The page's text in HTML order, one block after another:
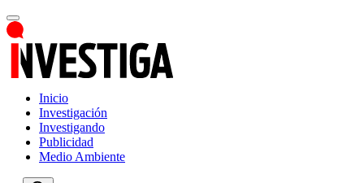
Inicio
Investigación
Investigando
Publicidad
Medio Ambiente